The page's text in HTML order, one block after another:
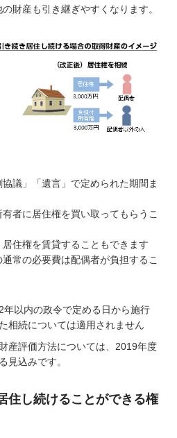
財産も引き継ぎやすくなります。
議」「遺言」で定められた期間ま
者に居住権を買い取ってもらうこ
住権を賃貸することもできます
常の必要費は配偶者が負担するこ
以内の政令で定める日から施行
相続については適用されません
産評価方法については、2019年度
見込みです。
住し続けることができる権